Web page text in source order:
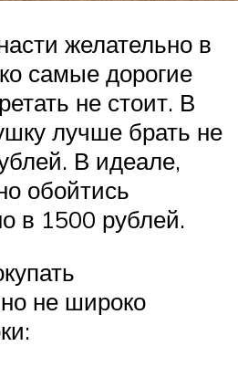
желательно в
самые дорогие
не стоит. В
лучше брать не
В идеале,
обойтись
в 1500 рублей.
не широко